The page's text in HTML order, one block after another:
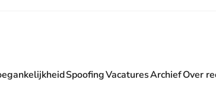
SpoofingVacatures
- U verlaatArchiefOver